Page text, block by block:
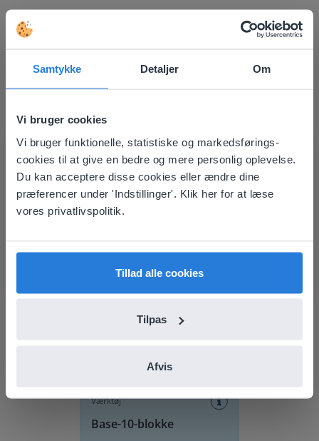
Samtykke Detaljer Om
Vi bruger cookies
Vi bruger funktionelle, statistiske og markedsførings-
cookies til at give en bedre og mere personlig oplevelse.
Du kan acceptere disse cookies eller ændre dine
præferencer under 'Indstillinger'. Klik her for at læse
vores privatlivspolitik.
Tillad alle cookies
Tilpas
Afvis
Klassens siddeplan
Værktøj
Klassens siddeplan
Base-10-blokke
Værktøj
Base-10-blokke
This website doesn't match
your location
Based on your location, we think you might
prefer to visit our English website. There you'll
English
Dansk